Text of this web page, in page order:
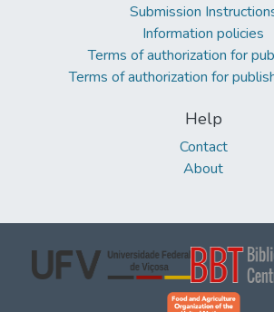
Submission
Information policies
Terms of authorization for
Terms of authorization for
Help
Contact
About